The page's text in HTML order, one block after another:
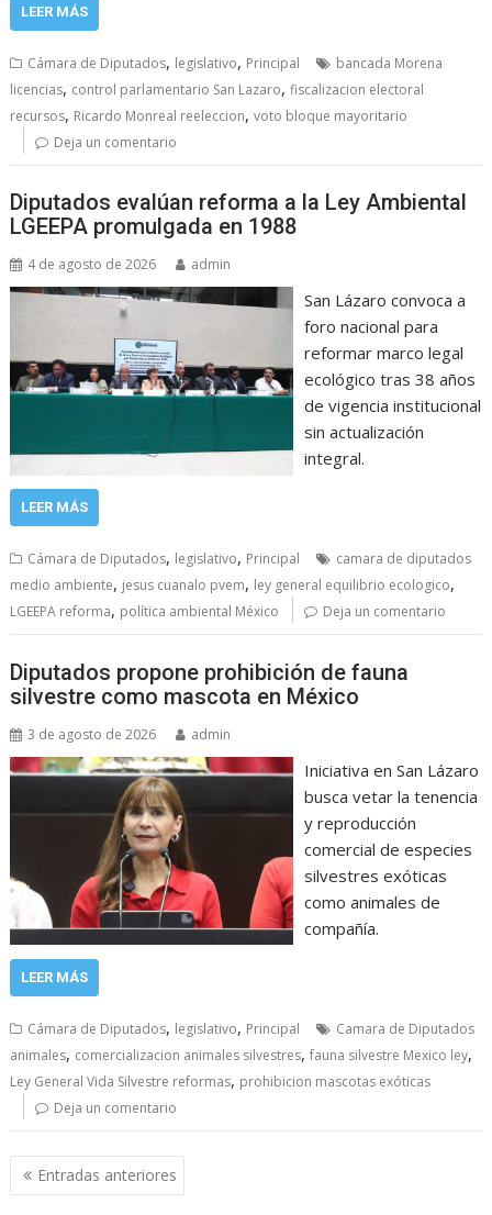
LEER MÁS
Cámara de Diputados, legislativo, Principal
bancada Morena
licencias, control parlamentario San Lazaro,fiscalizacion electoral
recursos, Ricardo Monreal reeleccion,voto bloque mayoritario
Deja un comentario
Diputados evalúan reforma a la Ley Ambiental
LGEEPA promulgada en 1988
4 de agosto de 2026 admin
San Lázaro convoca a
foro nacional para
reformar marco legal
ecológico tras 38 años
de vigencia institucional
sin actualización
integral.
LEER MÁS
Cámara de Diputados, legislativo, Principal
camara de diputados
medio ambiente, jesus cuanalo pvem, ley general equilibrio ecologico,
LGEEPA reforma, política ambiental México Deja un comentario
Diputados propone prohibición de fauna
silvestre como mascota en México
3 de agosto de 2026 admin
Iniciativa en San Lázaro
busca vetar la tenencia
y reproducción
comercial de especies
silvestres exóticas
como animales de
compañía.
LEER MÁS
Cámara de Diputados, legislativo, Principal
Camara de Diputados
animales, comercializacion animales silvestres,fauna silvestre Mexico ley,
Ley General Vida Silvestre reformas, prohibicion mascotas exóticas
Deja un comentario
Navegación
de
Entradas anteriores